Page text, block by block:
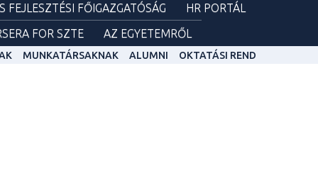
FEJLESZTÉSI FŐIGAZGATÓSÁG
HR PORTÁL
FOR SZTE AZ EGYETEMRŐL
MUNKATÁRSAKNAK ALUMNI OKTATÁSI REND